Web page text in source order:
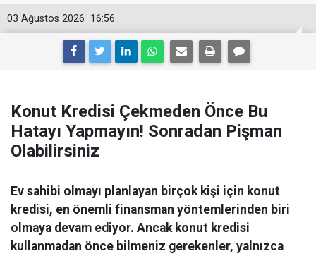
16:56
03 Ağustos 2026
Konut Kredisi Çekmeden Önce Bu
Hatayı Yapmayın! Sonradan Pişman
Olabilirsiniz
Ev sahibi olmayı planlayan birçok kişi için konut
kredisi, en önemli finansman yöntemlerinden biri
olmaya devam ediyor. Ancak konut kredisi
kullanmadan önce bilmeniz gerekenler, yalnızca